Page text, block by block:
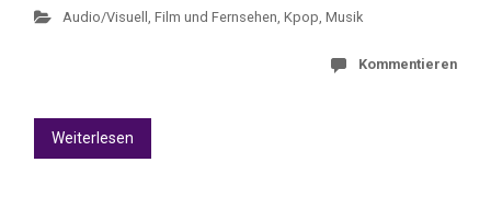
Audio/Visuell Film und Fernsehen Kpop Musik
Kommentieren
Weiterlesen